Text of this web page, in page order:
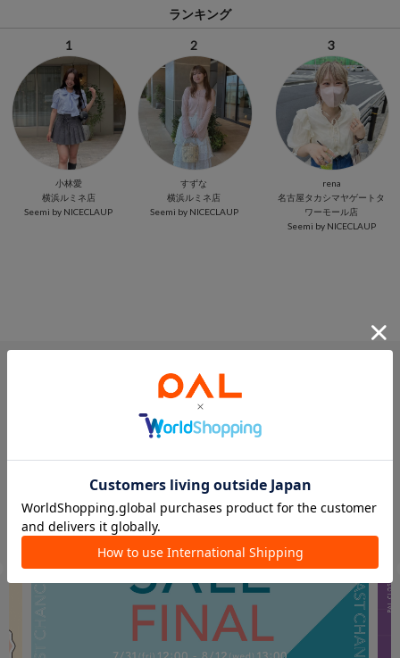
ランキング
1
小林愛
横浜ルミネ店
Seemi by NICECLAUP
2
すずな
横浜ルミネ店
Seemi by NICECLAUP
3
rena
名古屋タカシマヤゲートタ
ワーモール店
Seemi by NICECLAUP
PICK UP